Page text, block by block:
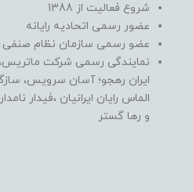
شروع فعالیت از 1388
عضور رسمی اتحادیه رایانه
عضو رسمی سازمان نظام صنفی
نمایندگی رسمی شرکت ماتریس،
ایران رهجو؛ آسان سرویس،
الماس رایان ایرانیان ،فیدار
و رها گستر